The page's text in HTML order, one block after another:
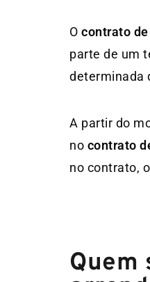
O contrato
parte de um
determinada
A partir do
no contrato
no contrato,
Quem